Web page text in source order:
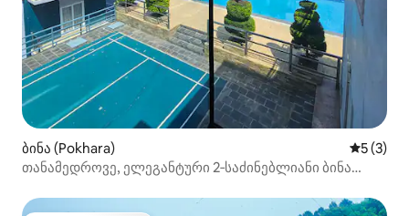
ბინა (Pokhara)
5 (3)
თანამედროვე, ელეგანტური 2‑საძინებლიანი ბინა